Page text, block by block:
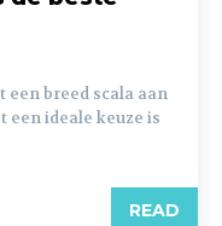
een breed scala aan
een ideale keuze is
READ